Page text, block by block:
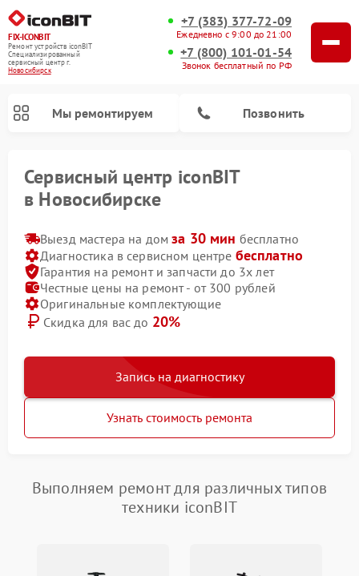
FIX-ICONBIT
Ремонт устройств iconBIT
Специализированный
cервисный центр г.
Новосибирск
+7 (383) 377-72-09
Ежедневно с 9:00 до 21:00
+7 (800) 101-01-54
Звонок бесплатный по РФ
Мы ремонтируем Позвонить
Сервисный центр iconBIT
в Новосибирске
Выезд мастера на домза 30 мин бесплатно
Диагностика в сервисном центре бесплатно
Гарантия на ремонт и запчасти до 3х лет
Честные цены на ремонт - от 300 рублей
Оригинальные комплектующие
Скидка для вас до 20%
Запись на диагностику
Узнать стоимость ремонта
Выполняем ремонт для различных типов
техники iconBIT